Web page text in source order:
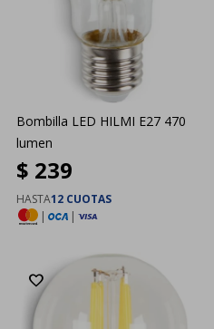
Bombilla LED HILMI E27 470
lumen
$ 239
HASTA12 CUOTAS
|
|